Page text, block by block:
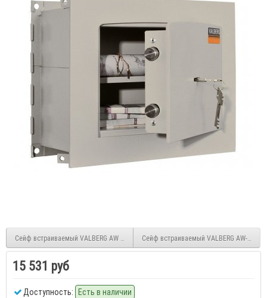
Сейф встраиваемый VALBERG AW 1814 Сейф встраиваемый VALBERG AW-1 2715
15 531 руб
Доступность: Есть в наличии